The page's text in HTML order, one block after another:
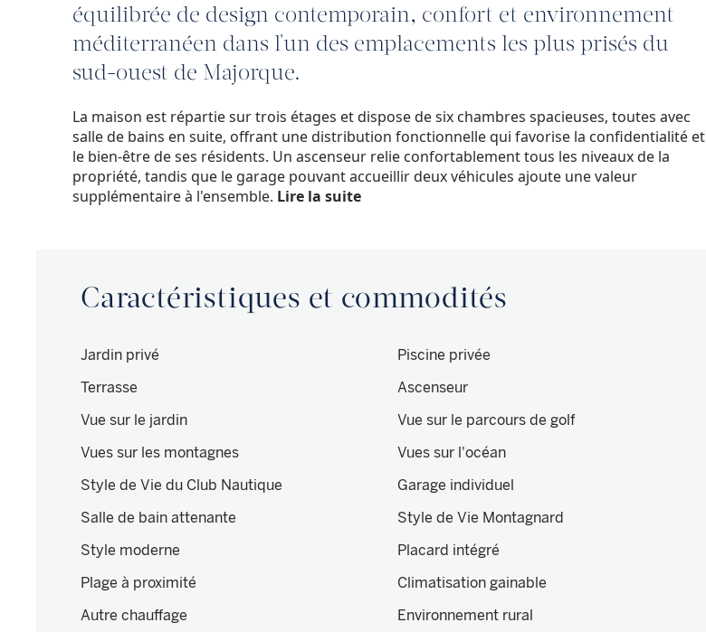
équilibrée de design contemporain, confort et environnement
méditerranéen dans l'un des emplacements les plus prisés du
sud-ouest de Majorque.
La maison est répartie sur trois étages et dispose de six chambres spacieuses, toutes avec
salle de bains en suite, offrant une distribution fonctionnelle qui favorise la confidentialité et
le bien-être de ses résidents. Un ascenseur relie confortablement tous les niveaux de la
propriété, tandis que le garage pouvant accueillir deux véhicules ajoute une valeur
supplémentaire à l'ensemble. Lire la suite
Caractéristiques et commodités
Jardin privé
Piscine privée
Terrasse
Ascenseur
Vue sur le jardin
Vue sur le parcours de golf
Vues sur les montagnes
Vues sur l'océan
Style de Vie du Club Nautique
Garage individuel
Salle de bain attenante
Style de Vie Montagnard
Style moderne
Placard intégré
Plage à proximité
Climatisation gainable
Autre chauffage
Environnement rural